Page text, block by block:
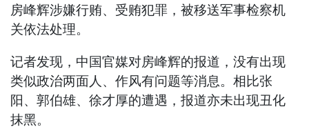
房峰辉涉嫌行贿、受贿犯罪，被移送军事检察机
关依法处理。
记者发现，中国官媒对房峰辉的报道，没有出现
类似政治两面人、作风有问题等消息。相比张
阳、郭伯雄、徐才厚的遭遇，报道亦未出现丑化
抹黑。